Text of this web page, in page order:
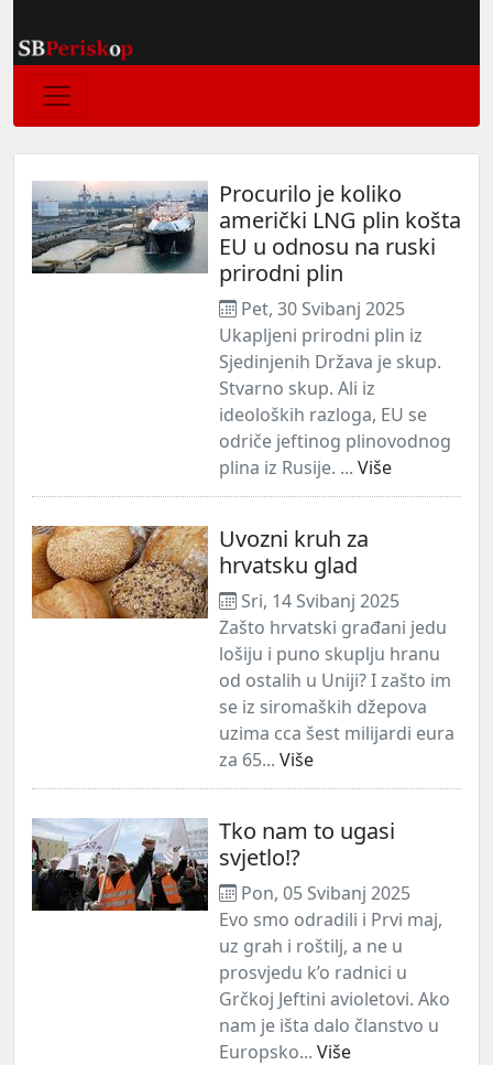
Procurilo je koliko
američki LNG plin košta
EU u odnosu na ruski
prirodni plin
Pet, 30 Svibanj 2025
Ukapljeni prirodni plin iz
Sjedinjenih Država je skup.
Stvarno skup. Ali iz
ideoloških razloga, EU se
odriče jeftinog plinovodnog
plina iz Rusije. ... Više
Uvozni kruh za
hrvatsku glad
Sri, 14 Svibanj 2025
Zašto hrvatski građani jedu
lošiju i puno skuplju hranu
od ostalih u Uniji? I zašto im
se iz siromaških džepova
uzima cca šest milijardi eura
za 65... Više
Tko nam to ugasi
svjetlo!?
Pon, 05 Svibanj 2025
Evo smo odradili i Prvi maj,
uz grah i roštilj, a ne u
prosvjedu k’o radnici u
Grčkoj Jeftini avioletovi. Ako
nam je išta dalo članstvo u
Europsko... Više